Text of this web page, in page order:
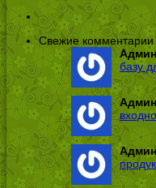
Свежие комментарии
базу